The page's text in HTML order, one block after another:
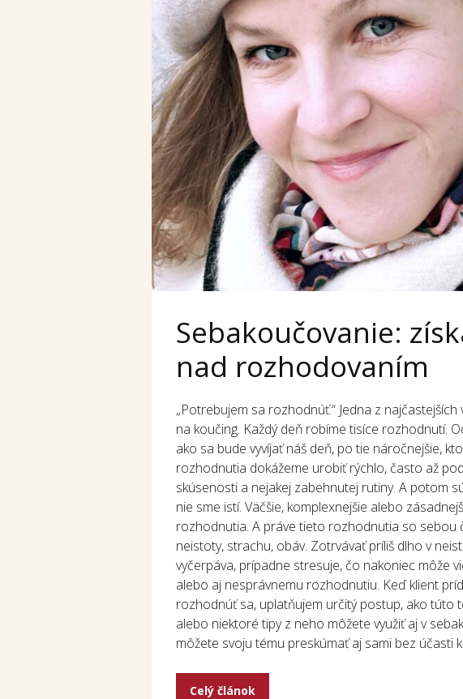
Sebakoučovanie:
nad rozhodovaním
„Potrebujem sa rozhodnúť.“ Jedna z
na koučing. Každý deň robíme tisíce rozhodnutí.
ako sa bude vyvíjať náš deň, po tie náročnejšie,
rozhodnutia dokážeme urobiť rýchlo, často až
skúsenosti a nejakej zabehnutej rutiny. A potom
nie sme istí. Väčšie, komplexnejšie alebo
rozhodnutia. A práve tieto rozhodnutia so sebou
neistoty, strachu, obáv. Zotrvávať príliš dlho v
vyčerpáva, prípadne stresuje, čo nakoniec môže
alebo aj nesprávnemu rozhodnutiu. Keď klient
rozhodnúť sa, uplatňujem určitý postup, ako túto
alebo niektoré tipy z neho môžete využiť aj v
môžete svoju tému preskúmať aj sami bez účasti
Celý článok